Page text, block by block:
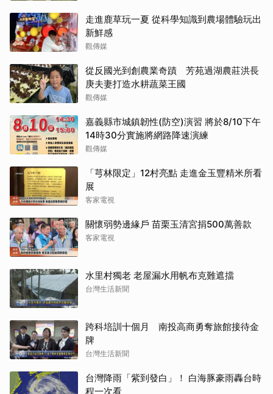
走進鹿草玩一夏 從科學知識到農場體驗玩出
新鮮感
觀傳媒
從反國光到創農業奇蹟 芳苑過湖農莊洪長
庚夫妻打造水耕蔬菜王國
觀傳媒
嘉義縣市城鎮韌性(防空)演習 將於8/10下午
14時30分實施將網路降速演練
觀傳媒
「芎林限定」12村亮點 走進金玉豐精米所看
展
客家電視
關懷弱勢邊緣戶 苗栗玉清宮捐500萬善款
客家電視
水里村獨老 老屋漏水用帆布克難遮擋
台灣生活新聞
跨科培訓十個月 南投高商勇奪旅館接待金
牌
台灣生活新聞
台灣降雨「紫到發白」！ 白海豚豪雨轟台時
程一次看